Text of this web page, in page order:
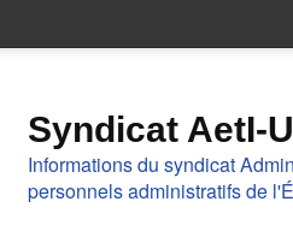
Syndicat AetI-
Informations du syndicat
personnels administratifs de